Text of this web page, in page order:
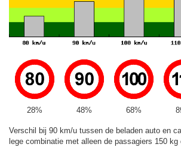
28% 48% 68%
Verschil bij 90 km/u tussen de beladen auto en
lege combinatie met alleen de passagiers 150